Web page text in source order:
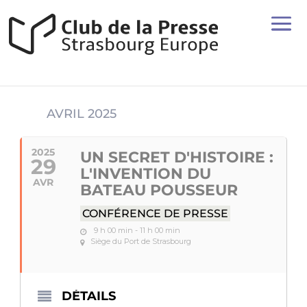
AVRIL 2025
2025
29
AVR
UN SECRET D'HISTOIRE :
L'INVENTION DU
BATEAU POUSSEUR
CONFÉRENCE DE PRESSE
9 h 00 min - 11 h 00 min
Siège du Port de Strasbourg
DÉTAILS